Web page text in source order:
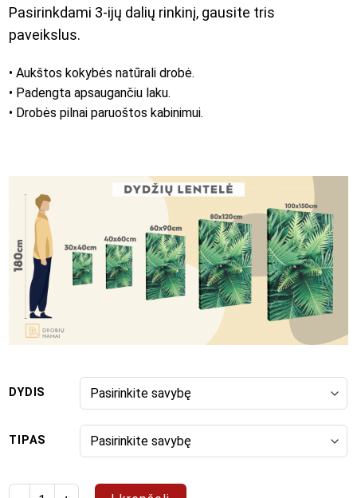
Pasirinkdami 3-ijų dalių rinkinį, gausite tris
paveikslus.
• Aukštos kokybės natūrali drobė.
• Padengta apsaugančiu laku.
• Drobės pilnai paruoštos kabinimui.
DYDIS
TIPAS
produkto kiekis: Paveikslų rinkinys "Moderni gamta"